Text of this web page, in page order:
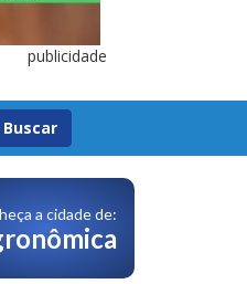
publicidade
a cidade de: